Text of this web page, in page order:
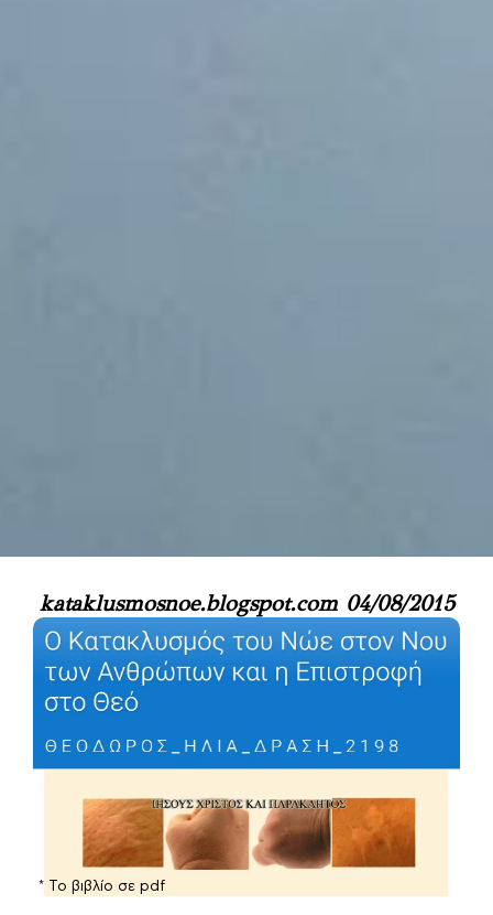
Μάθετε την αλήθεια
και αυτή θα σας
ελευθερώσει
kataklusmosnoe.blogspot.com 04/08/2015
* Το βιβλίο σε pdf